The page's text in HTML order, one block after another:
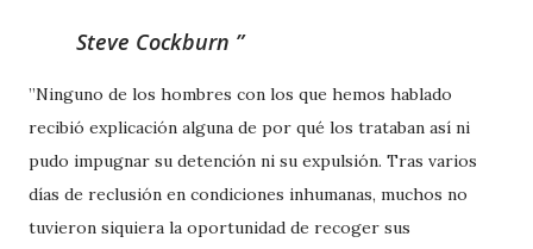
Steve Cockburn
”Ninguno de los hombres con los que hemos hablado
recibió explicación alguna de por qué los trataban así ni
pudo impugnar su detención ni su expulsión. Tras varios
días de reclusión en condiciones inhumanas, muchos no
tuvieron siquiera la oportunidad de recoger sus